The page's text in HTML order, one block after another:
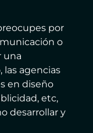
por
o
una
agencias
en diseño
etc,
desarrollar y